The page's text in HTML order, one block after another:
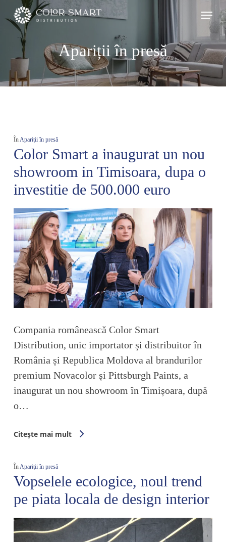
Skip
to
main
content
Menu
Apariții în presă
În Apariții în presă
Color Smart a inaugurat un nou
showroom in Timisoara, dupa o
investitie de 500.000 euro
Compania românească Color Smart
Distribution, unic importator și distribuitor în
România și Republica Moldova al brandurilor
premium Novacolor și Pittsburgh Paints, a
inaugurat un nou showroom în Timișoara, după
o…
Citește mai mult
În Apariții în presă
Vopselele ecologice, noul trend
pe piata locala de design interior